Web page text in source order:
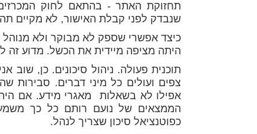
תחזוקת האתר - בהתאם לחוק
שנבדק לפני קבלת האישור, לא מקיים
היתה מציפה מיידית את הכשל. מדוע זה
צפים ועולים כל מיני דברים. סבירות
אפילו לא בשאלות מאגרי מידע. אם
הממצאים של נועם רותם כל כך
כפוטנציאל סיכון שצריך לנהל.